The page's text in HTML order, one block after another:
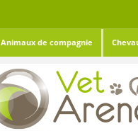
Animaux de compagnie
ACCUEIL
CLINIQUE
SERVICES